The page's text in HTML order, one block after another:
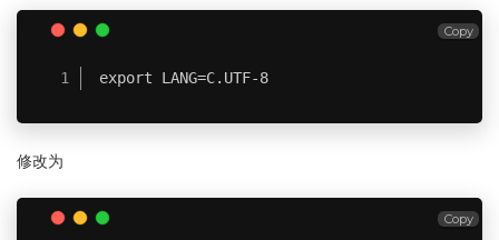
export LANG=C.UTF-8
Copy
修改为
Copy